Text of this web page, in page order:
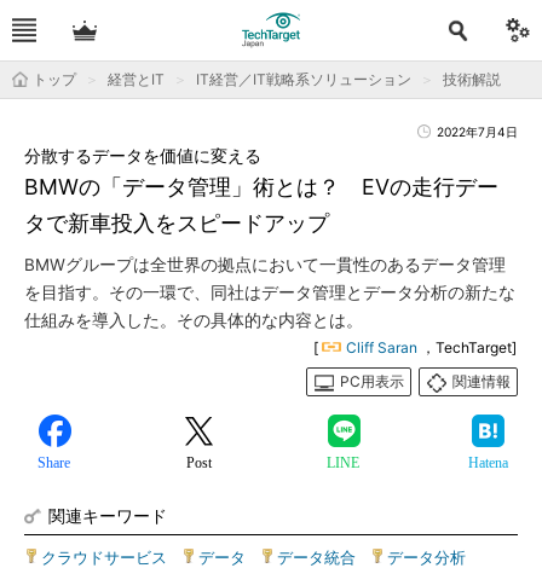
トップ 経営とIT IT経営／IT戦略系ソリューション 技術解説
2022年7月4日
BMWの「データ管理」術とは？ EVの走行デー
タで新車投入をスピードアップ
分散するデータを価値に変える
BMWグループは全世界の拠点において一貫性のあるデータ管理
を目指す。その一環で、同社はデータ管理とデータ分析の新たな
仕組みを導入した。その具体的な内容とは。
[ Cliff Saran ，TechTarget]
PC用表示
関連情報
Share Post LINE Hatena
関連キーワード
クラウドサービス データ データ統合 データ分析